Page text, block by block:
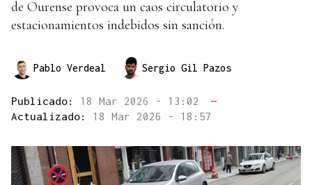
de Ourense provoca un caos circulatorio y
estacionamientos indebidos sin sanción.
Pablo Verdeal Sergio Gil Pazos
Publicado: 18 Mar 2026 - 13:02
—
Actualizado: 18 Mar 2026 - 18:57